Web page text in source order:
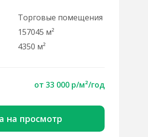
Торговые помещения
157045 м²
4350 м²
от 33 000 р/м²/год
на просмотр